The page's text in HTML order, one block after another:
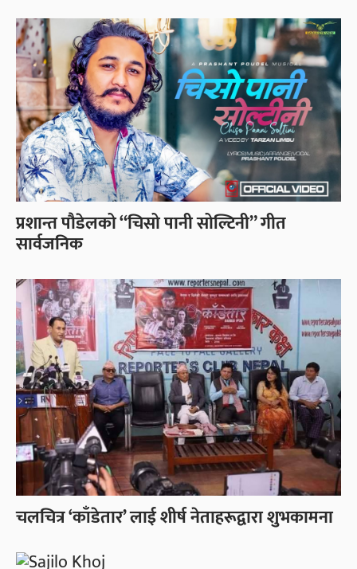
प्रशान्त पौडेलको “चिसो पानी सोल्टिनी” गीत
सार्वजनिक
चलचित्र ‘काँडेतार’ लाई शीर्ष नेताहरूद्वारा शुभकामना